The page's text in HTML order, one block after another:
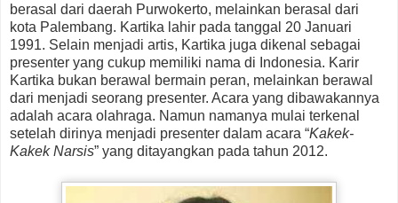
berasal dari daerah Purwokerto, melainkan berasal dari
kota Palembang. Kartika lahir pada tanggal 20 Januari
1991. Selain menjadi artis, Kartika juga dikenal sebagai
presenter yang cukup memiliki nama di Indonesia. Karir
Kartika bukan berawal bermain peran, melainkan berawal
dari menjadi seorang presenter. Acara yang dibawakannya
adalah acara olahraga. Namun namanya mulai terkenal
setelah dirinya menjadi presenter dalam acara “Kakek-
Kakek Narsis” yang ditayangkan pada tahun 2012.